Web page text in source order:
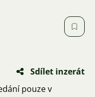
Sdílet inzerát
pouze v